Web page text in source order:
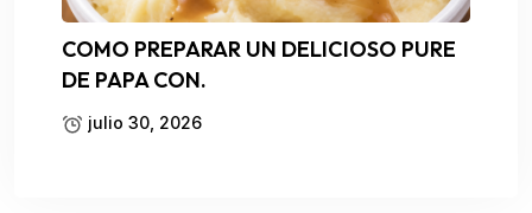
COMO PREPARAR UN DELICIOSO PURE
DE PAPA CON.
julio 30, 2026